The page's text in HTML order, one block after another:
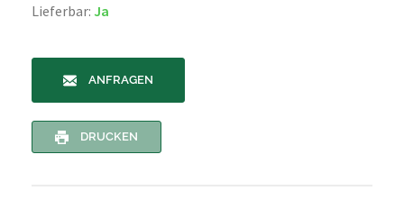
Lieferbar: Ja
ANFRAGEN
DRUCKEN